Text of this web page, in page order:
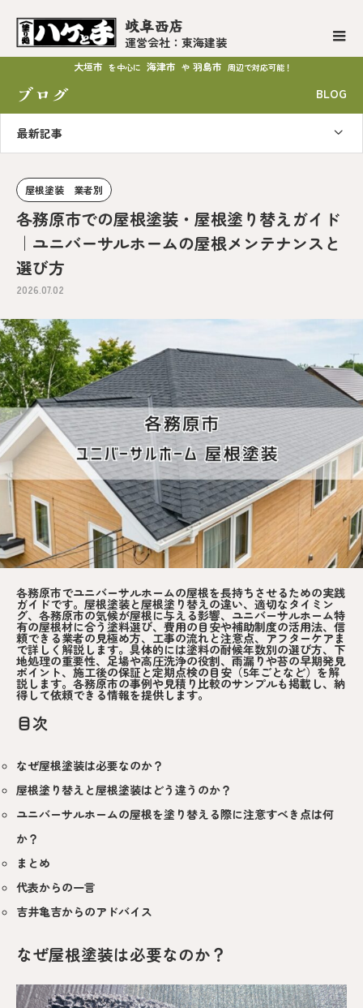
岐阜西店
運営会社：東海建装
大垣市 を中心に 海津市 や 羽島市 周辺で対応可能！
ブログ BLOG
最新記事
屋根塗装 業者別
各務原市での屋根塗装・屋根塗り替えガイド
｜ユニバーサルホームの屋根メンテナンスと
選び方
2026.07.02
各務原市でユニバーサルホームの屋根を長持ちさせるための実践
ガイドです。屋根塗装と屋根塗り替えの違い、適切なタイミン
グ、各務原市の気候が屋根に与える影響、ユニバーサルホーム特
有の屋根材に合う塗料選び、費用の目安や補助制度の活用法、信
頼できる業者の見極め方、工事の流れと注意点、アフターケアま
で詳しく解説します。具体的には塗料の耐候年数別の選び方、下
地処理の重要性、足場や高圧洗浄の役割、雨漏りや苔の早期発見
ポイント、施工後の保証と定期点検の目安（5年ごとなど）を解
説します。各務原市の事例や見積り比較のサンプルも掲載し、納
得して依頼できる情報を提供します。
目次
なぜ屋根塗装は必要なのか？
屋根塗り替えと屋根塗装はどう違うのか？
ユニバーサルホームの屋根を塗り替える際に注意すべき点は何
か？
まとめ
代表からの一言
吉井亀吉からのアドバイス
なぜ屋根塗装は必要なのか？